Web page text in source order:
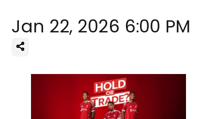
Jan 22, 2026 6:00 PM